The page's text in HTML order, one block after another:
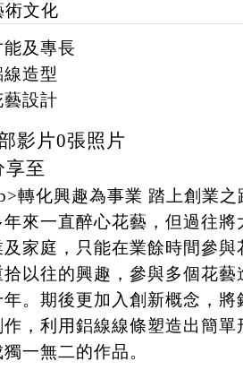
術文化
能及專長
線造型
藝設計
影片0張照片
享至
轉化興趣為事業 踏上創業之
年來一直醉心花藝，但過往
及家庭，只能在業餘時間參與
拾以往的興趣，參與多個花藝
年。期後更加入創新概念，將
作，利用鋁線線條塑造出簡單
獨一無二的作品。